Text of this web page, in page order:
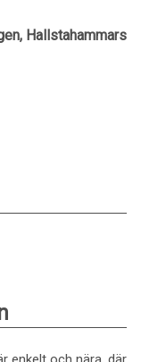
Hallstahammars